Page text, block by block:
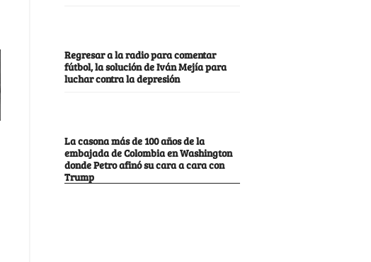
Regresar a la radio para comentar
fútbol, la solución de Iván Mejía para
luchar contra la depresión
La casona más de 100 años de la
embajada de Colombia en Washington
donde Petro afinó su cara a cara con
Trump